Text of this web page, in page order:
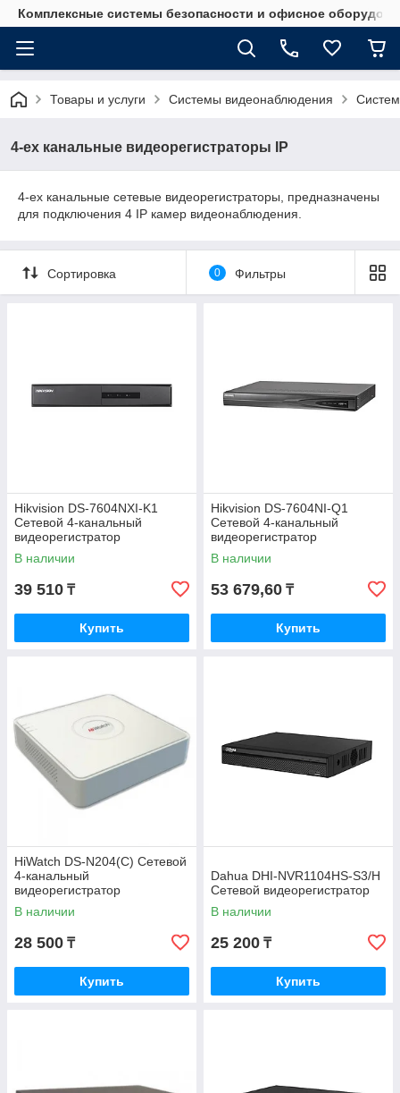
Комплексные системы безопасности и офисное
Товары и услуги Системы видеонаблюдения
4-ех канальные видеорегистраторы IP
4-ех канальные сетевые видеорегистраторы, предназначены
для подключения 4 IP камер видеонаблюдения.
Сортировка 0 Фильтры
Hikvision DS-7604NXI-K1
Сетевой 4-канальный
видеорегистратор
В наличии
39 510 ₸
Купить
Hikvision DS-7604NI-Q1
Сетевой 4-канальный
видеорегистратор
В наличии
53 679,60 ₸
Купить
HiWatch DS-N204(C) Сетевой
4-канальный
видеорегистратор
В наличии
28 500 ₸
Купить
Dahua DHI-NVR1104HS-S3/H
Сетевой видеорегистратор
В наличии
25 200 ₸
Купить